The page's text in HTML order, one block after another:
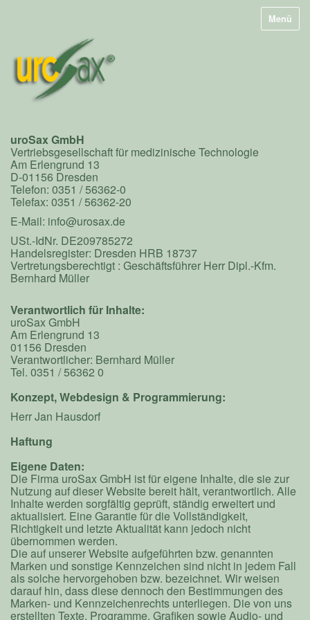
Menü
uroSax GmbH
Vertriebsgesellschaft für medizinische Technologie
Am Erlengrund 13
D-01156 Dresden
Telefon: 0351 / 56362-0
Telefax: 0351 / 56362-20
E-Mail: info@urosax.de
USt.-IdNr. DE209785272
Handelsregister: Dresden HRB 18737
Vertretungsberechtigt : Geschäftsführer Herr Dipl.-Kfm.
Bernhard Müller
Verantwortlich für Inhalte:
uroSax GmbH
Am Erlengrund 13
01156 Dresden
Verantwortlicher: Bernhard Müller
Tel. 0351 / 56362 0
Konzept, Webdesign & Programmierung:
Herr Jan Hausdorf
Haftung
Eigene Daten:
Die Firma uroSax GmbH ist für eigene Inhalte, die sie zur
Nutzung auf dieser Website bereit hält, verantwortlich. Alle
Inhalte werden sorgfältig geprüft, ständig erweitert und
aktualisiert. Eine Garantie für die Vollständigkeit,
Richtigkeit und letzte Aktualität kann jedoch nicht
übernommen werden.
Die auf unserer Website aufgeführten bzw. genannten
Marken und sonstige Kennzeichen sind nicht in jedem Fall
als solche hervorgehoben bzw. bezeichnet. Wir weisen
darauf hin, dass diese dennoch den Bestimmungen des
Marken- und Kennzeichenrechts unterliegen. Die von uns
erstellten Texte, Programme, Grafiken sowie Audio- und